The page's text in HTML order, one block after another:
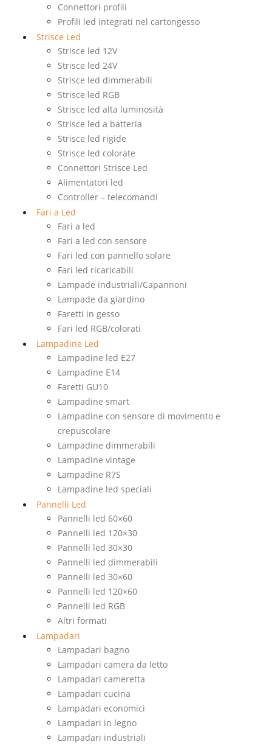
Connettori profili
Profili led integrati nel cartongesso
Strisce Led
Strisce led 12V
Strisce led 24V
Strisce led dimmerabili
Strisce led RGB
Strisce led alta luminosità
Strisce led a batteria
Strisce led rigide
Strisce led colorate
Connettori Strisce Led
Alimentatori led
Controller – telecomandi
Fari a Led
Fari a led
Fari a led con sensore
Fari led con pannello solare
Fari led ricaricabili
Lampade industriali/Capannoni
Lampade da giardino
Faretti in gesso
Fari led RGB/colorati
Lampadine Led
Lampadine led E27
Lampadine E14
Faretti GU10
Lampadine smart
Lampadine con sensore di movimento e
crepuscolare
Lampadine dimmerabili
Lampadine vintage
Lampadine R7S
Lampadine led speciali
Pannelli Led
Pannelli led 60×60
Pannelli led 120×30
Pannelli led 30×30
Pannelli led dimmerabili
Pannelli led 30×60
Pannelli led 120×60
Pannelli led RGB
Altri formati
Lampadari
Lampadari bagno
Lampadari camera da letto
Lampadari cameretta
Lampadari cucina
Lampadari economici
Lampadari in legno
Lampadari industriali